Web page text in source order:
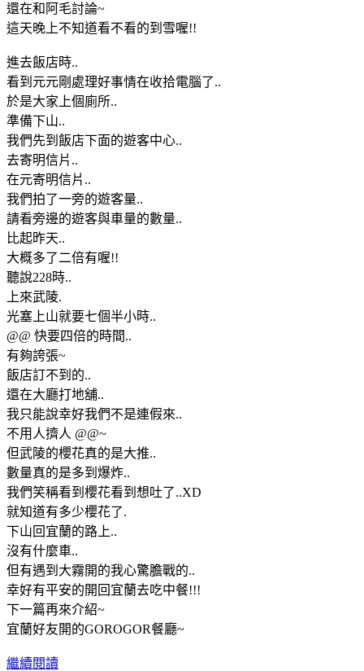
還在和阿毛討論~
這天晚上不知道看不看的到雪喔!!
進去飯店時..
看到元元剛處理好事情在收拾電腦了..
於是大家上個廁所..
準備下山..
我們先到飯店下面的遊客中心..
去寄明信片..
在元寄明信片..
我們拍了一旁的遊客量..
請看旁邊的遊客與車量的數量..
比起昨天..
大概多了二倍有喔!!
聽說228時..
上來武陵.
光塞上山就要七個半小時..
@@ 快要四倍的時間..
有夠誇張~
飯店訂不到的..
還在大廳打地舖..
我只能說幸好我們不是連假來..
不用人擠人 @@~
但武陵的櫻花真的是大推..
數量真的是多到爆炸..
我們笑稱看到櫻花看到想吐了..XD
就知道有多少櫻花了.
下山回宜蘭的路上..
沒有什麼車..
但有遇到大霧開的我心驚膽戰的..
幸好有平安的開回宜蘭去吃中餐!!!
下一篇再來介紹~
宜蘭好友開的GOROGOR餐廳~
繼續閱讀